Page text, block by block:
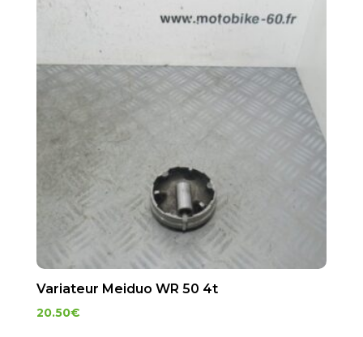
Variateur Meiduo WR 50 4t
20.50€